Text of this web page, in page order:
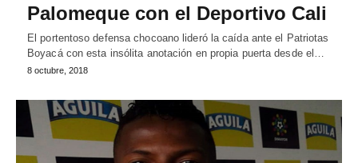
Palomeque con el Deportivo Cali
El portentoso defensa chocoano lideró la caída ante el Patriotas
Boyacá con esta insólita anotación en propia puerta desde el…
8 octubre, 2018